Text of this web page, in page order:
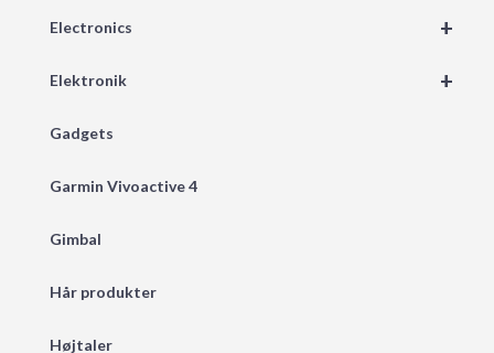
+
Electronics
+
Elektronik
Gadgets
Garmin Vivoactive 4
Gimbal
Hår produkter
Højtaler